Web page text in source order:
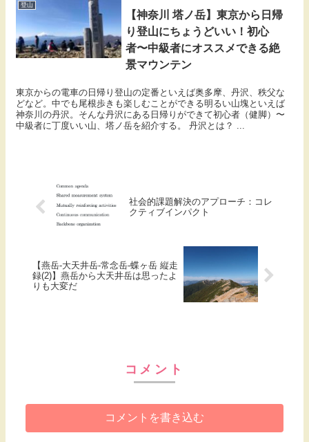
登山
【神奈川 塔ノ岳】東京から日帰
り登山にちょうどいい！初心
者〜中級者にオススメできる絶
景マウンテン
東京からの電車の日帰り登山の定番といえば奥多摩、丹沢、秩父な
どなど。中でも尾根歩きも楽しむことができる明るい山塊といえば
神奈川の丹沢。そんな丹沢にある日帰りができて初心者（健脚）〜
中級者に丁度いい山、塔ノ岳を紹介する。 丹沢とは？ ...
社会的課題解決のアプローチ：コレ
クティブインパクト
【燕岳-大天井岳-常念岳-蝶ヶ岳 縦走
録(2)】燕岳から大天井岳は思ったよ
りも大変だ
コメント
コメントを書き込む